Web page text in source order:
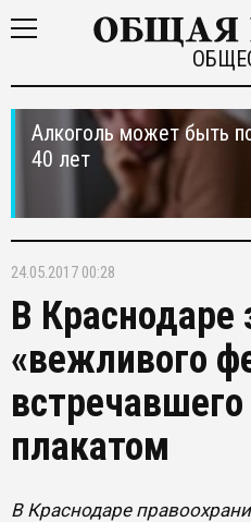
Алкоголь может быть
40 лет
24.05.2017 00:28
В
«вежливого
плакатом
В Краснодаре